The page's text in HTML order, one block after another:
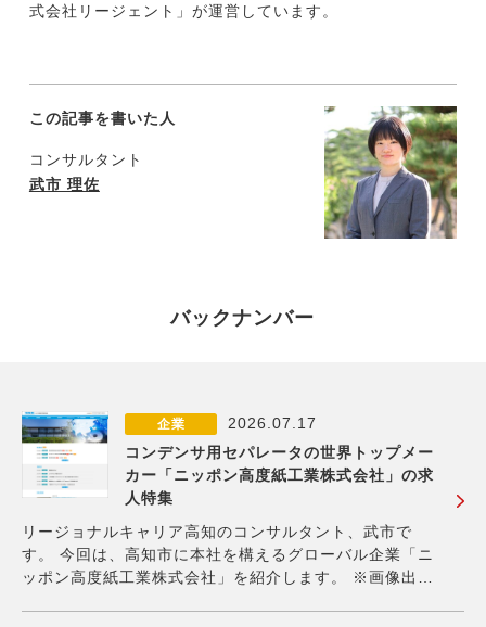
式会社リージェント」が運営しています。
この記事を書いた人
コンサルタント
武市 理佐
バックナンバー
企業
2026.07.17
コンデンサ用セパレータの世界トップメー
カー「ニッポン高度紙工業株式会社」の求
人特集
リージョナルキャリア高知のコンサルタント、武市で
す。 今回は、高知市に本社を構えるグローバル企業「ニ
ッポン高度紙工業株式会社」を紹介します。 ※画像出